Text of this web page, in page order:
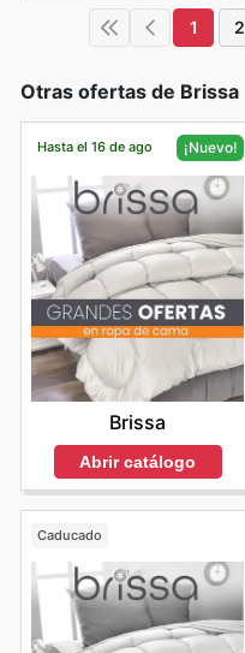
1 2
Otras ofertas de Brissa
Hasta el 16 de ago ¡Nuevo!
Brissa
Abrir catálogo
Caducado